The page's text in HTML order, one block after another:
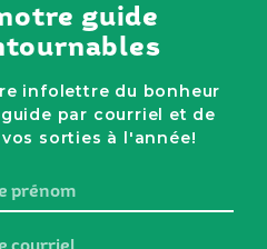
guide
infolettre du bonheur
par courriel et de
sorties à l'année!